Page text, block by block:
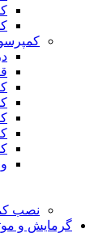
نصب
گرمایش و